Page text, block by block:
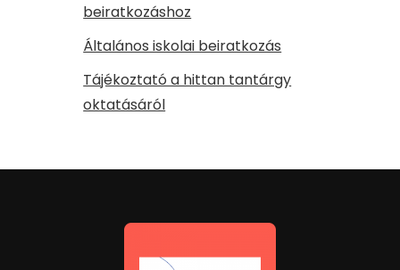
beiratkozáshoz
Általános iskolai beiratkozás
Tájékoztató a hittan tantárgy
oktatásáról